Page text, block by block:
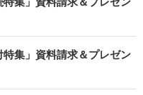
集」資料請求＆プレゼン